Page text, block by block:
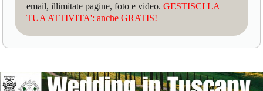
email, illimitate pagine, foto e video.GESTISCI LA
TUA ATTIVITA': anche GRATIS!